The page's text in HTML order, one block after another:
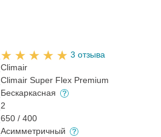
3 отзыва
Climair
Climair Super Flex Premium
Бескаркасная
2
650 / 400
Асимметричный